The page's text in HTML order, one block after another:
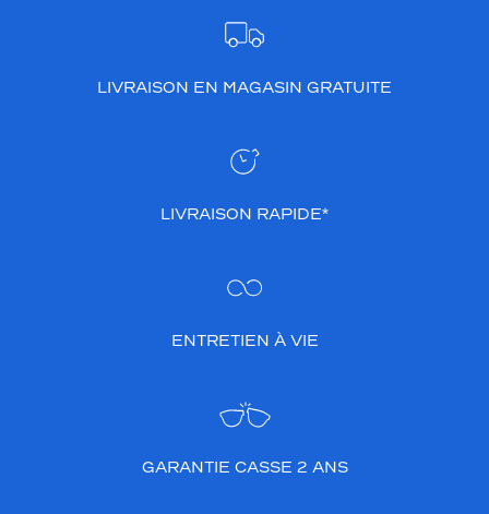
LIVRAISON EN MAGASIN GRATUITE
LIVRAISON RAPIDE*
ENTRETIEN À VIE
GARANTIE CASSE 2 ANS